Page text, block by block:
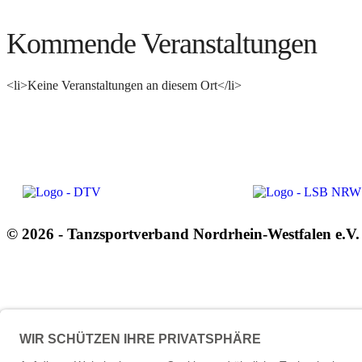
Kommende Veranstaltungen
<li>Keine Veranstaltungen an diesem Ort</li>
© 2026 - Tanzsportverband Nordrhein-Westfalen e.V.